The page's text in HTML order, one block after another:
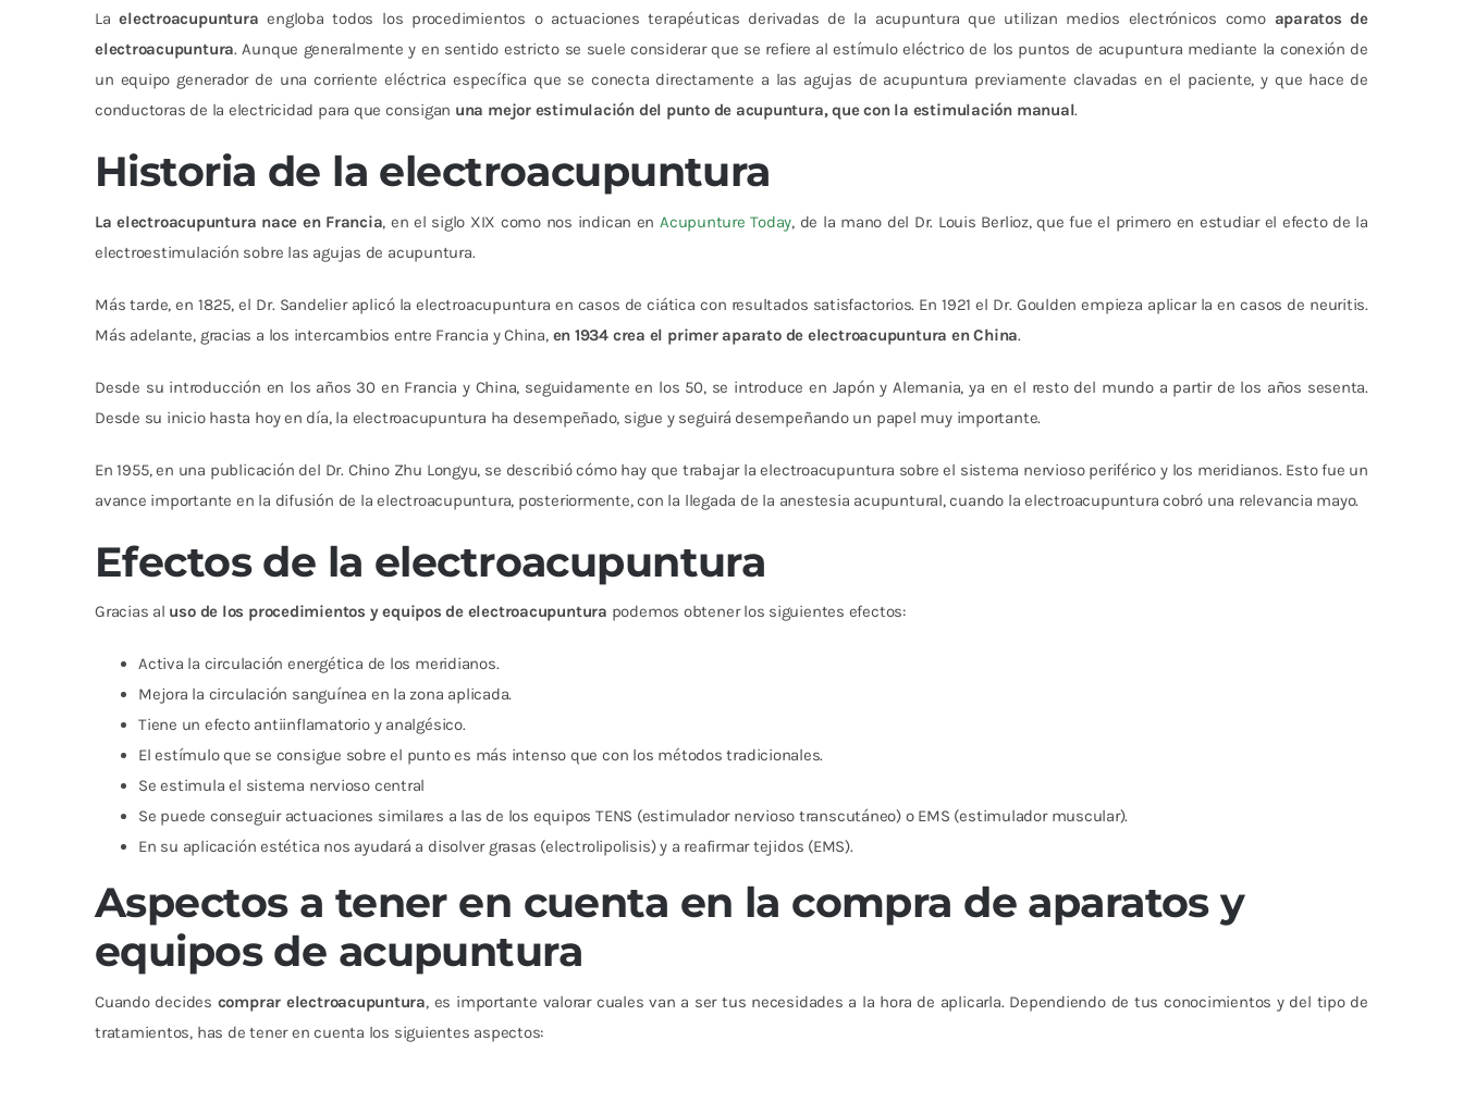
Laelectroacupuntura engloba todos los procedimientos o actuaciones terapéuticas derivadas de la acupuntura que utilizan medios electrónicos como aparatos de
electroacupuntura. Aunque generalmente y en sentido estricto se suele considerar que se refiere al estímulo eléctrico de los puntos de acupuntura mediante la conexión de
un equipo generador de una corriente eléctrica específica que se conecta directamente a las agujas de acupuntura previamente clavadas en el paciente, y que hace de
conductoras de la electricidad para que consigan una mejor estimulación del punto de acupuntura, que con la estimulación manual.
Historia de la electroacupuntura
La electroacupuntura nace en Francia, en el siglo XIX como nos indican en Acupunture Today, de la mano del Dr. Louis Berlioz, que fue el primero en estudiar el efecto de la
electroestimulación sobre las agujas de acupuntura.
Más tarde, en 1825, el Dr. Sandelier aplicó la electroacupuntura en casos de ciática con resultados satisfactorios. En 1921 el Dr. Goulden empieza aplicar la en casos de neuritis.
Más adelante, gracias a los intercambios entre Francia y China, en 1934 crea el primer aparato de electroacupuntura en China.
Desde su introducción en los años 30 en Francia y China, seguidamente en los 50, se introduce en Japón y Alemania, ya en el resto del mundo a partir de los años sesenta.
Desde su inicio hasta hoy en día, la electroacupuntura ha desempeñado, sigue y seguirá desempeñando un papel muy importante.
En 1955, en una publicación del Dr. Chino Zhu Longyu, se describió cómo hay que trabajar la electroacupuntura sobre el sistema nervioso periférico y los meridianos. Esto fue un
avance importante en la difusión de la electroacupuntura, posteriormente, con la llegada de la anestesia acupuntural, cuando la electroacupuntura cobró una relevancia mayo.
Efectos de la electroacupuntura
Gracias al uso de los procedimientos y equipos de electroacupuntura podemos obtener los siguientes efectos:
Activa la circulación energética de los meridianos.
Mejora la circulación sanguínea en la zona aplicada.
Tiene un efecto antiinflamatorio y analgésico.
El estímulo que se consigue sobre el punto es más intenso que con los métodos tradicionales.
Se estimula el sistema nervioso central
Se puede conseguir actuaciones similares a las de los equipos TENS (estimulador nervioso transcutáneo) o EMS (estimulador muscular).
En su aplicación estética nos ayudará a disolver grasas (electrolipolisis) y a reafirmar tejidos (EMS).
Aspectos a tener en cuenta en la compra de aparatos y
equipos de acupuntura
Cuando decides comprar electroacupuntura, es importante valorar cuales van a ser tus necesidades a la hora de aplicarla. Dependiendo de tus conocimientos y del tipo de
tratamientos, has de tener en cuenta los siguientes aspectos: